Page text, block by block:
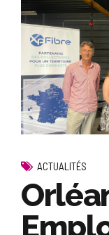
ACTUALITÉS